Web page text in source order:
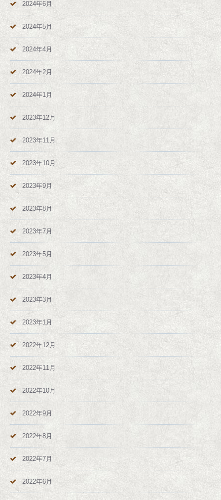
2024年6月
2024年5月
2024年4月
2024年2月
2024年1月
2023年12月
2023年11月
2023年10月
2023年9月
2023年8月
2023年7月
2023年5月
2023年4月
2023年3月
2023年1月
2022年12月
2022年11月
2022年10月
2022年9月
2022年8月
2022年7月
2022年6月